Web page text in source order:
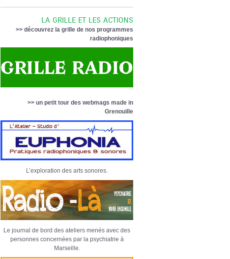
LA GRILLE ET LES ACTIONS
>> découvrez la grille de nos programmes
radiophoniques
>> un petit tour des webmags made in
Grenouille
L’exploration des arts sonores.
Le journal de bord des ateliers menés avec des
personnes concernées par la psychiatrie à
Marseille.